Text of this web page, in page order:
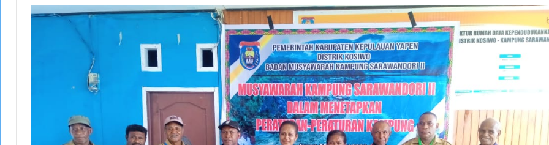
comments